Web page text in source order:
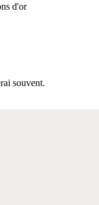
d'or
souvent.